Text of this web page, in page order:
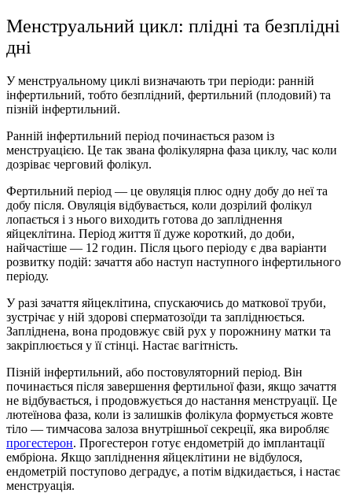
Менструальний цикл: плідні та безплідні
дні
У менструальному циклі визначають три періоди: ранній
інфертильний, тобто безплідний, фертильний (плодовий) та
пізній інфертильний.
Ранній інфертильний період починається разом із
менструацією. Це так звана фолікулярна фаза циклу, час коли
дозріває черговий фолікул.
Фертильний період — це овуляція плюс одну добу до неї та
добу після. Овуляція відбувається, коли дозрілий фолікул
лопається і з нього виходить готова до запліднення
яйцеклітина. Період життя її дуже короткий, до доби,
найчастіше — 12 годин. Після цього періоду є два варіанти
розвитку подій: зачаття або наступ наступного інфертильного
періоду.
У разі зачаття яйцеклітина, спускаючись до маткової труби,
зустрічає у ній здорові сперматозоїди та запліднюється.
Запліднена, вона продовжує свій рух у порожнину матки та
закріплюється у її стінці. Настає вагітність.
Пізній інфертильний, або постовуляторний період. Він
починається після завершення фертильної фази, якщо зачаття
не відбувається, і продовжується до настання менструації. Це
лютеїнова фаза, коли із залишків фолікула формується жовте
тіло — тимчасова залоза внутрішньої секреції, яка виробляє
прогестерон. Прогестерон готує ендометрій до імплантації
ембріона. Якщо запліднення яйцеклітини не відбулося,
ендометрій поступово деградує, а потім відкидається, і настає
менструація.